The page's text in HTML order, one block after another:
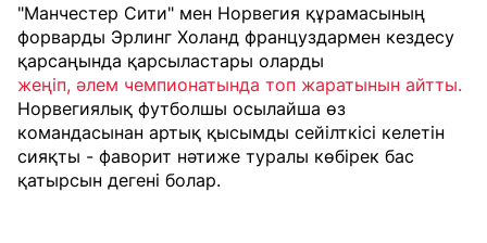
"Манчестер Сити" мен Норвегия құрамасының
форварды Эрлинг Холанд француздармен кездесу
қарсаңында қарсыластары оларды
жеңіп, әлем чемпионатында топ жаратынын айтты.
Норвегиялық футболшы осылайша өз
командасынан артық қысымды сейілткісі келетін
сияқты - фаворит нәтиже туралы көбірек бас
қатырсын дегені болар.